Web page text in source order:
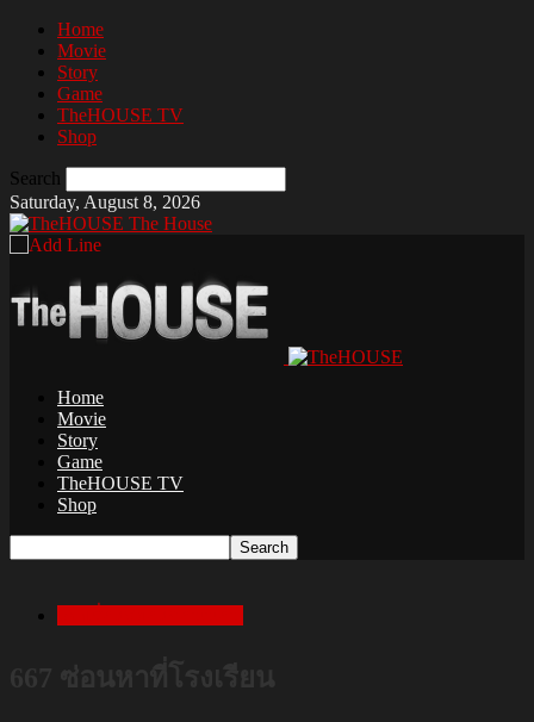
Home
Movie
Story
Game
TheHOUSE TV
Shop
Search
Saturday, August 8, 2026
The House
Home
Movie
Story
Game
TheHOUSE TV
Shop